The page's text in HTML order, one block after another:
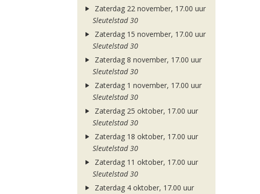
Zaterdag 22 november, 17.00 uur
Sleutelstad 30
Zaterdag 15 november, 17.00 uur
Sleutelstad 30
Zaterdag 8 november, 17.00 uur
Sleutelstad 30
Zaterdag 1 november, 17.00 uur
Sleutelstad 30
Zaterdag 25 oktober, 17.00 uur
Sleutelstad 30
Zaterdag 18 oktober, 17.00 uur
Sleutelstad 30
Zaterdag 11 oktober, 17.00 uur
Sleutelstad 30
Zaterdag 4 oktober, 17.00 uur